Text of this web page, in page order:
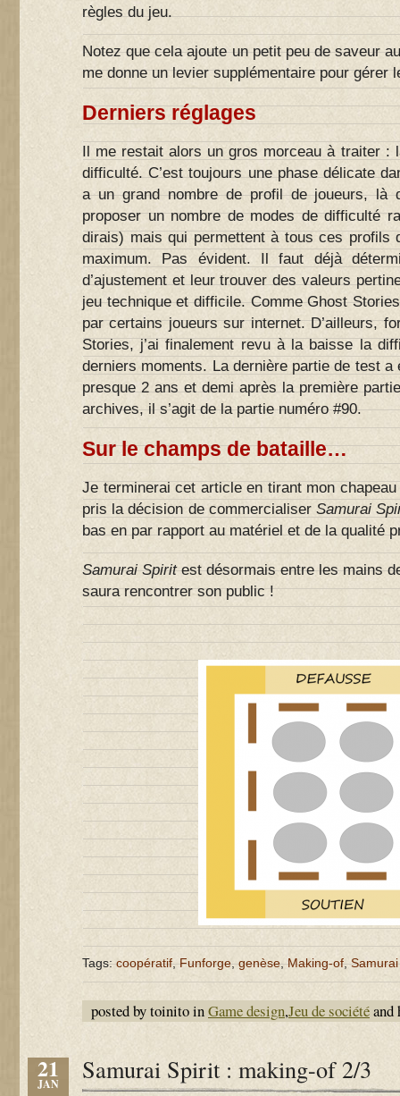
règles du jeu.
Notez que cela ajoute un petit peu de saveur
me donne un levier supplémentaire pour gérer
Derniers réglages
Il me restait alors un gros morceau à traiter :
difficulté. C’est toujours une phase délicate
a un grand nombre de profil de joueurs, là
proposer un nombre de modes de difficulté
dirais) mais qui permettent à tous ces profils
maximum. Pas évident. Il faut déjà
d’ajustement et leur trouver des valeurs
jeu technique et difficile. Comme Ghost
par certains joueurs sur internet. D’ailleurs,
Stories, j’ai finalement revu à la baisse la
derniers moments. La dernière partie de test
presque 2 ans et demi après la première
archives, il s’agit de la partie numéro #90.
Sur le champs de bataille…
Je terminerai cet article en tirant mon
pris la décision de commercialiserSamurai
bas en par rapport au matériel et de la qualité
Samurai Spiritest désormais entre les mains
saura rencontrer son public !
Tags:coopératif,Funforge,genèse,Making-of,
posted by toinito inGame design,Jeu de sociétéand
21
JAN Samurai Spirit : making-of 2/3